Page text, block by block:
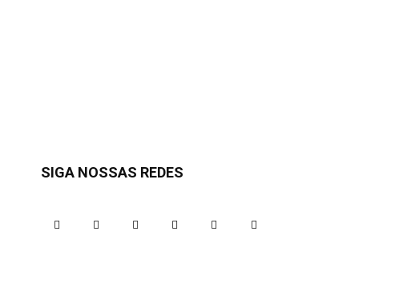
SIGA NOSSAS REDES